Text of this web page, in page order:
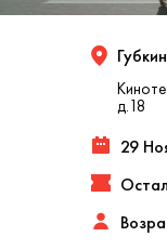
Губкин
д.18
29